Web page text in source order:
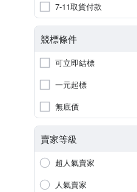
7-11取貨付款
競標條件
可立即結標
一元起標
無底價
賣家等級
超人氣賣家
人氣賣家